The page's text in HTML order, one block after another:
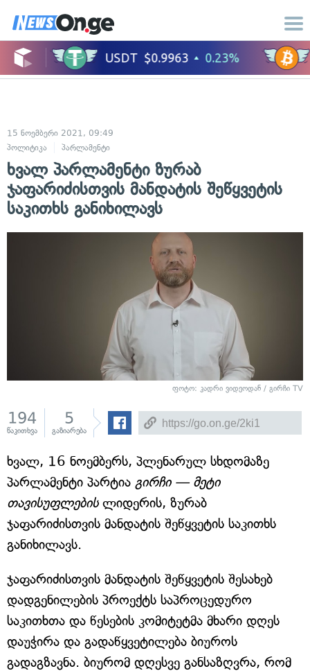
15 ნოემბერი 2021, 09:49
პოლიტიკა
პარლამენტი
ხვალ პარლამენტი ზურაბ
ჯაფარიძისთვის მანდატის შეწყვეტის
საკითხს განიხილავს
ფოტო: კადრი ვიდეოდან / გირჩი TV
194
წაკითხვა
5
გაზიარება
ხვალ, 16 ნოემბერს, პლენარულ სხდომაზე
პარლამენტი პარტია გირჩი — მეტი
თავისუფლებისლიდერის, ზურაბ
ჯაფარიძისთვის მანდატის შეწყვეტის საკითხს
განიხილავს.
ჯაფარიძისთვის მანდატის შეწყვეტის შესახებ
დადგენილების პროექტს საპროცედურო
საკითხთა და წესების კომიტეტმა მხარი დღეს
დაუჭირა და გადაწყვეტილება ბიუროს
გადაგზავნა. ბიურომ დღესვე განსაზღვრა, რომ